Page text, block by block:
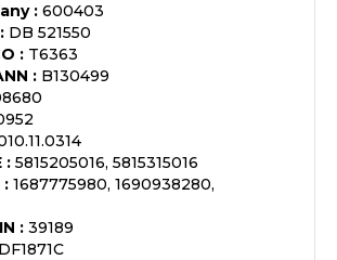
: 600403
: DB 521550
: T6363
: B130499
: 5815205016, 5815315016
: 1687775980, 1690938280,
: 39189